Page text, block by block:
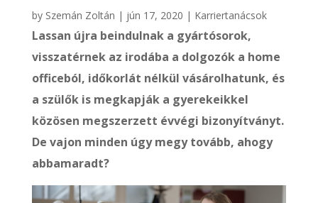
by Szemán Zoltán | jún 17, 2020 | Karriertanácsok
Lassan újra beindulnak a gyártósorok,
visszatérnek az irodába a dolgozók a home
officeból, időkorlát nélkül vásárolhatunk, és
a szülők is megkapják a gyerekeikkel
közösen megszerzett évvégi bizonyítványt.
De vajon minden úgy megy tovább, ahogy
abbamaradt?